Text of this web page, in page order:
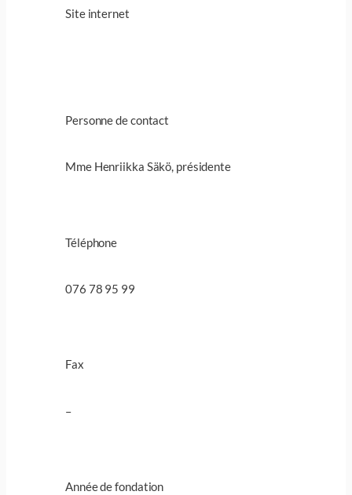
Site internet
Personne de contact
Mme Henriikka Säkö, présidente
Téléphone
076 78 95 99
Fax
–
Année de fondation